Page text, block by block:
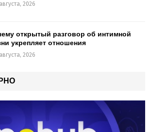
2026
открытый разговор об интимной
укрепляет отношения
2026